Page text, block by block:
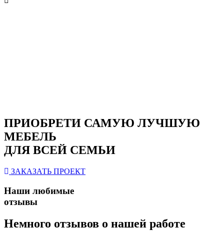
ПРИОБРЕТИ САМУЮ ЛУЧШУЮ
МЕБЕЛЬ
ДЛЯ ВСЕЙ СЕМЬИ
ЗАКАЗАТЬ ПРОЕКТ
Наши любимые
отзывы
Немного отзывов о нашей работе